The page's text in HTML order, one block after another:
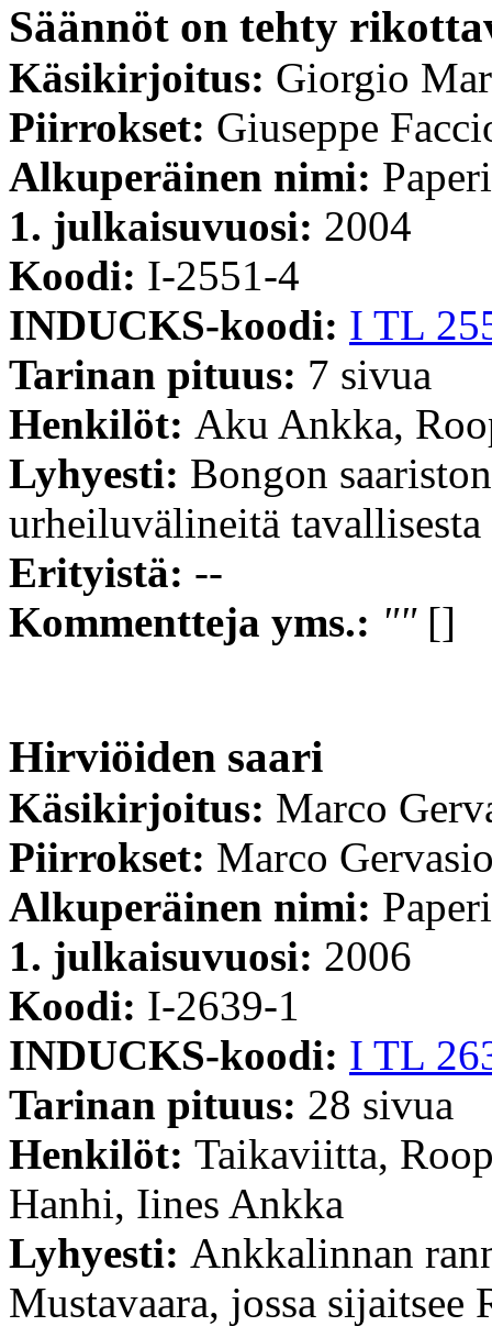
Säännöt on tehty
Käsikirjoitus: Giorgio
Piirrokset: Giuseppe
Alkuperäinen nimi:
1. julkaisuvuosi: 2004
Koodi: I-2551-4
INDUCKS-koodi: I TL
Tarinan pituus: 7 sivua
Henkilöt: Aku Ankka,
Lyhyesti: Bongon
urheiluvälineitä
Erityistä: --
Kommentteja yms.: ""[]
Hirviöiden saari
Käsikirjoitus: Marco
Piirrokset: Marco
Alkuperäinen nimi:
1. julkaisuvuosi: 2006
Koodi: I-2639-1
INDUCKS-koodi: I TL
Tarinan pituus: 28 sivua
Henkilöt: Taikaviitta,
Hanhi, Iines Ankka
Lyhyesti: Ankkalinnan
Mustavaara, jossa